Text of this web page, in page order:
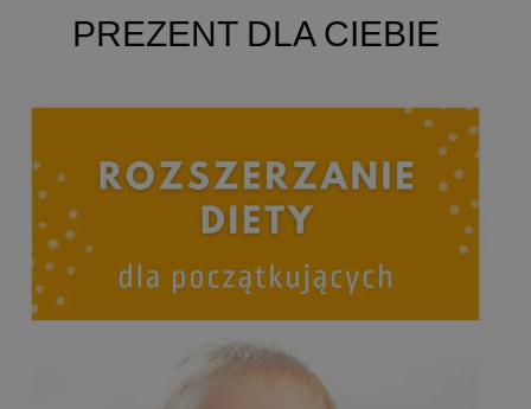
PREZENT DLA CIEBIE